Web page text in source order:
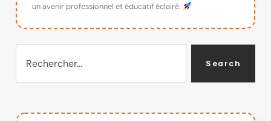
un avenir professionnel et éducatif éclairé.
Search